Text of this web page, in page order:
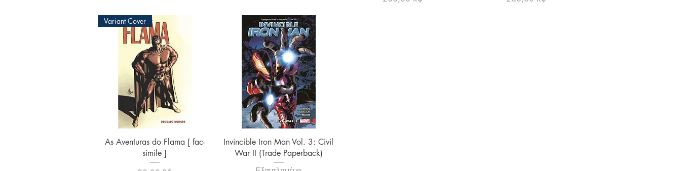
Γρήγορη προβολή
Variant Cover
As Aventuras do Flama [ fac-
símile ]
Γρήγορη προβολή
Invincible Iron Man Vol. 3: Civil
War II (Trade Paperback)